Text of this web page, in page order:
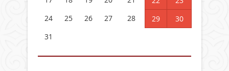
24
25 26 27 28 29
30
31